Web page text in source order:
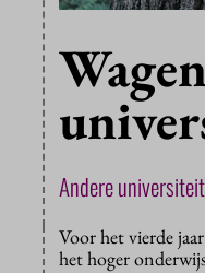
Andere
Voor het vierde
het hoger